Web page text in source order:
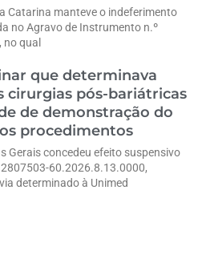
Catarina manteve o indeferimento
no Agravo de Instrumento n.º
qual
que determinava
cirurgias pós-bariátricas
de demonstração do
procedimentos
Gerais concedeu efeito suspensivo
60.2026.8.13.0000,
determinado à Unimed